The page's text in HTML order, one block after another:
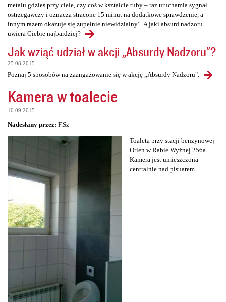
metalu gdzieś przy ciele, czy coś w kształcie tuby – raz uruchamia sygnał
ostrzegawczy i oznacza stracone 15 minut na dodatkowe sprawdzenie, a
innym razem okazuje się zupełnie niewidzialny”. A jaki absurd nadzoru
uwiera Ciebie najbardziej?
Jak wziąć udział w akcji „Absurdy Nadzoru"?
25.08.2015
Poznaj 5 sposobów na zaangażowanie się w akcję „Absurdy Nadzoru".
Kamera w toalecie
10.09.2015
Nadesłany przez: F.Sz
Toaleta przy stacji benzynowej
Orlen w Rabie Wyżnej 256a.
Kamera jest umieszczona
centralnie nad pisuarem.